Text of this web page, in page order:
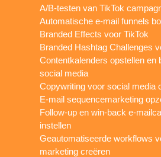
A/B-testen van TikTok
Automatische e-mail funnels
Branded Effects voor TikTok
Branded Hashtag Challenges
Contentkalenders opstellen en
social media
Copywriting voor social media
E-mail sequencemarketing
Follow-up en win-back e-
instellen
Geautomatiseerde workflows
marketing creëren